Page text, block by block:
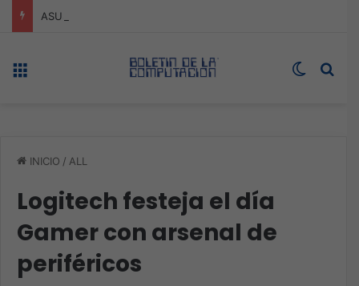
Switch
INICIO / ALL
Logitech festeja el día
Gamer con arsenal de
periféricos